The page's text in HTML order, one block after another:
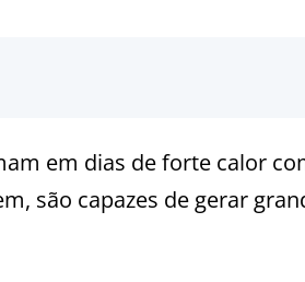
em dias de forte calor
são capazes de gerar